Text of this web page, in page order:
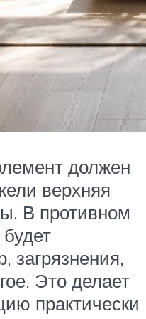
должен
верхняя
В противном
загрязнения,
Это делает
практически